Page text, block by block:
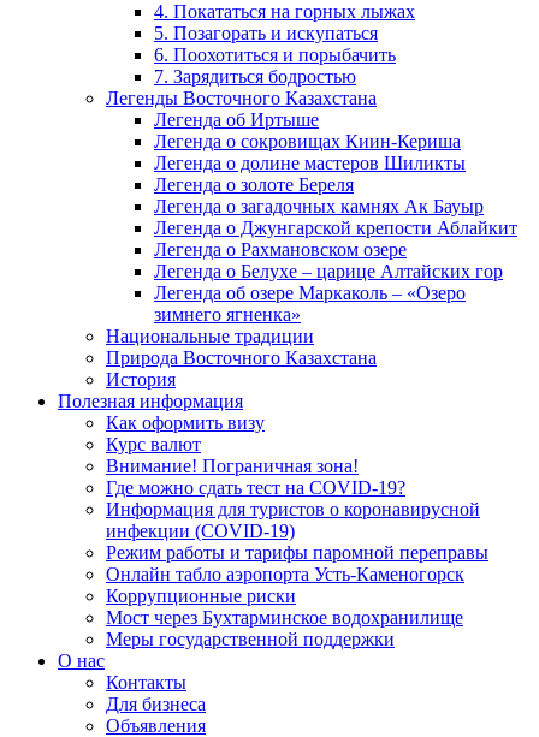
4. Покататься на горных лыжах
5. Позагорать и искупаться
6. Поохотиться и порыбачить
7. Зарядиться бодростью
Легенды Восточного Казахстана
Легенда об Иртыше
Легенда о сокровищах Киин-Кериша
Легенда о долине мастеров Шиликты
Легенда о золоте Береля
Легенда о загадочных камнях Ак Бауыр
Легенда о Джунгарской крепости Аблайкит
Легенда о Рахмановском озере
Легенда о Белухе – царице Алтайских гор
Легенда об озере Маркаколь – «Озеро
зимнего ягненка»
Национальные традиции
Природа Восточного Казахстана
История
Полезная информация
Как оформить визу
Курс валют
Внимание! Пограничная зона!
Где можно сдать тест на COVID-19?
Информация для туристов о коронавирусной
инфекции (COVID-19)
Режим работы и тарифы паромной переправы
Онлайн табло аэропорта Усть-Каменогорск
Коррупционные риски
Мост через Бухтарминское водохранилище
Меры государственной поддержки
О нас
Контакты
Для бизнеса
Объявления